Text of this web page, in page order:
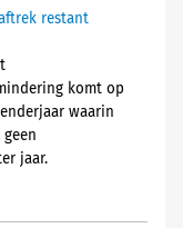
restant
komt op
waarin
jaar.